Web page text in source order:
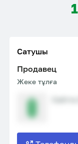
Сатушы
Продавец
Жеке тұлға